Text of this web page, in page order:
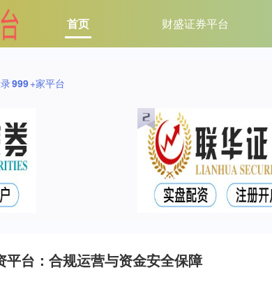
首页 财盛证券平台
999+家平台
台：合规运营与资金安全保障